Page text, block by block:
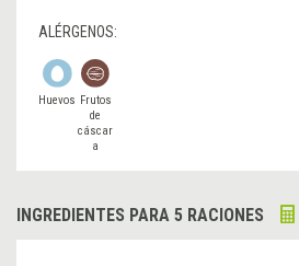
ALÉRGENOS:
Huevos Frutos
de
cáscar
a
INGREDIENTES PARA 5 RACIONES